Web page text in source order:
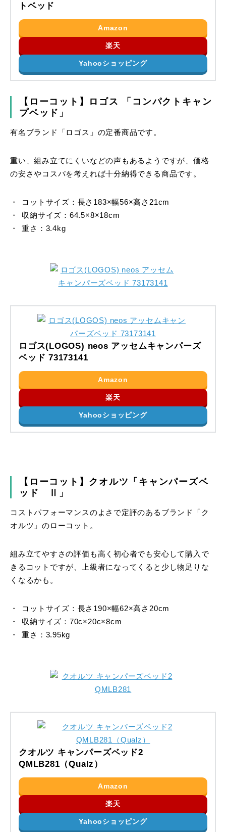
トベッド
Amazon
楽天
Yahooショッピング
【ローコット】ロゴス 「コンパクトキャン
プベッド」
有名ブランド「ロゴス」の定番商品です。
重い、組み立てにくいなどの声もあるようですが、価格
の安さやコスパを考えれば十分納得できる商品です。
コットサイズ：長さ183×幅56×高さ21cm
収納サイズ：64.5×8×18cm
重さ：3.4kg
ロゴス(LOGOS) neos アッセムキャンパーズ
ベッド 73173141
Amazon
楽天
Yahooショッピング
【ローコット】クオルツ「キャンパーズベ
ッド Ⅱ」
コストパフォーマンスのよさで定評のあるブランド「ク
オルツ」のローコット。
組み立てやすさの評価も高く初心者でも安心して購入で
きるコットですが、上級者になってくると少し物足りな
くなるかも。
コットサイズ：長さ190×幅62×高さ20cm
収納サイズ：70c×20c×8cm
重さ：3.95kg
クオルツ キャンパーズベッド2
QMLB281（Qualz）
Amazon
楽天
Yahooショッピング